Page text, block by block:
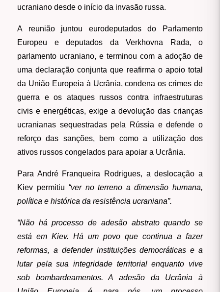
ucraniano desde o início da invasão russa.
A reunião juntou eurodeputados do Parlamento
Europeu e deputados da Verkhovna Rada, o
parlamento ucraniano, e terminou com a adoção de
uma declaração conjunta que reafirma o apoio total
da União Europeia à Ucrânia, condena os crimes de
guerra e os ataques russos contra infraestruturas
civis e energéticas, exige a devolução das crianças
ucranianas sequestradas pela Rússia e defende o
reforço das sanções, bem como a utilização dos
ativos russos congelados para apoiar a Ucrânia.
Para André Franqueira Rodrigues, a deslocação a
Kiev permitiu “ver no terreno a dimensão humana,
política e histórica da resistência ucraniana”.
“Não há processo de adesão abstrato quando se
está em Kiev. Há um povo que continua a fazer
reformas, a defender instituições democráticas e a
lutar pela sua integridade territorial enquanto vive
sob bombardeamentos. A adesão da Ucrânia à